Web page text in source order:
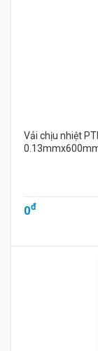
Vải chịu nhiệt
0đ